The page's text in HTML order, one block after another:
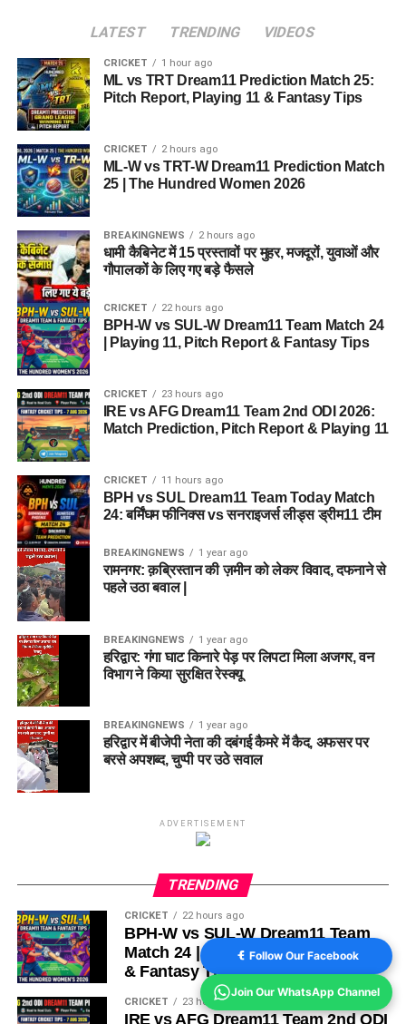
LATEST TRENDING VIDEOS
CRICKET 1 hour ago
ML vs TRT Dream11 Prediction Match 25:
Pitch Report, Playing 11 & Fantasy Tips
CRICKET 2 hours ago
ML-W vs TRT-W Dream11 Prediction Match
25 | The Hundred Women 2026
BREAKINGNEWS 2 hours ago
धामी कैबिनेट में 15 प्रस्तावों पर मुहर, मजदूरों, युवाओं और
गौपालकों के लिए गए बड़े फैसले
CRICKET 22 hours ago
BPH-W vs SUL-W Dream11 Team Match 24
| Playing 11, Pitch Report & Fantasy Tips
CRICKET 23 hours ago
IRE vs AFG Dream11 Team 2nd ODI 2026:
Match Prediction, Pitch Report & Playing 11
CRICKET 11 hours ago
BPH vs SUL Dream11 Team Today Match
24: बर्मिंघम फीनिक्स vs सनराइजर्स लीड्स ड्रीम11 टीम
BREAKINGNEWS 1 year ago
रामनगर: क़ब्रिस्तान की ज़मीन को लेकर विवाद, दफनाने से
पहले उठा बवाल |
BREAKINGNEWS 1 year ago
हरिद्वार: गंगा घाट किनारे पेड़ पर लिपटा मिला अजगर, वन
विभाग ने किया सुरक्षित रेस्क्यू
BREAKINGNEWS 1 year ago
हरिद्वार में बीजेपी नेता की दबंगई कैमरे में कैद, अफसर पर
बरसे अपशब्द, चुप्पी पर उठे सवाल
ADVERTISEMENT
TRENDING
CRICKET 22 hours ago
BPH-W vs SUL-W Dream11 Team
Match 24 | Playing 11, Pitch Report
& Fantasy Tips
CRICKET 23 hours ago
IRE vs AFG Dream11 Team 2nd ODI
Follow Our Facebook
Join Our WhatsApp Channel